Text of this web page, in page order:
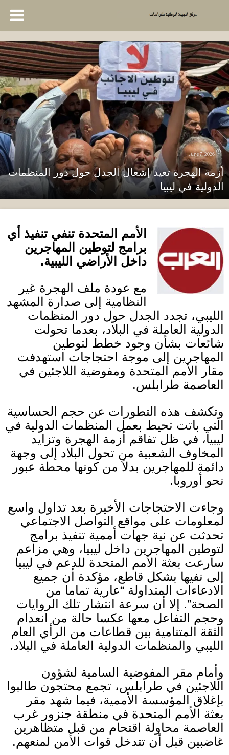
June 7, 2026
أزمة الهجرة تعيد إشعال الجدل حول دور المنظمات
الدولية في ليبيا
الأمم المتحدة تنفي تنفيذ أي
برامج لتوطين المهاجرين
داخل الأراضي الليبية.
مع عودة ملف الهجرة غير
النظامية إلى صدارة المشهد
الليبي، تجدد الجدل حول دور المنظمات
الدولية العاملة في البلاد، بعدما تحولت
شائعات بشأن وجود خطط لتوطين
المهاجرين إلى موجة احتجاجات استهدفت
مقار الأمم المتحدة ومفوضية اللاجئين في
العاصمة طرابلس.
وتكشف هذه التطورات عن حجم الحساسية
التي باتت تحيط بعمل المنظمات الدولية في
ليبيا، في ظل تفاقم أزمة الهجرة وتزايد
المخاوف الشعبية من تحول البلاد إلى وجهة
دائمة للمهاجرين بدلاً من كونها محطة عبور
نحو أوروبا.
وجاءت الاحتجاجات الأخيرة بعد تداول واسع
لمعلومات على مواقع التواصل الاجتماعي
تحدثت عن نية جهات أممية تنفيذ برامج
لتوطين المهاجرين داخل ليبيا، وهي مزاعم
سارعت بعثة الأمم المتحدة للدعم في ليبيا
إلى نفيها بشكل قاطع، مؤكدة أن جميع
الادعاءات المتداولة “عارية تماما من
الصحة”.
إلا أن سرعة انتشار تلك الروايات
وحجم التفاعل معها عكسا حالة من انعدام
الثقة المتنامية بين قطاعات من الرأي العام
الليبي والمنظمات الدولية العاملة في البلاد.
وأمام مقر المفوضية السامية لشؤون
اللاجئين في طرابلس، تجمع محتجون طالبوا
بإغلاق المؤسسة الأممية، فيما شهد مقر
بعثة الأمم المتحدة في منطقة جنزور غرب
العاصمة محاولة اقتحام من قبل متظاهرين
غاضبين قبل أن تتدخل قوات الأمن لمنعهم.